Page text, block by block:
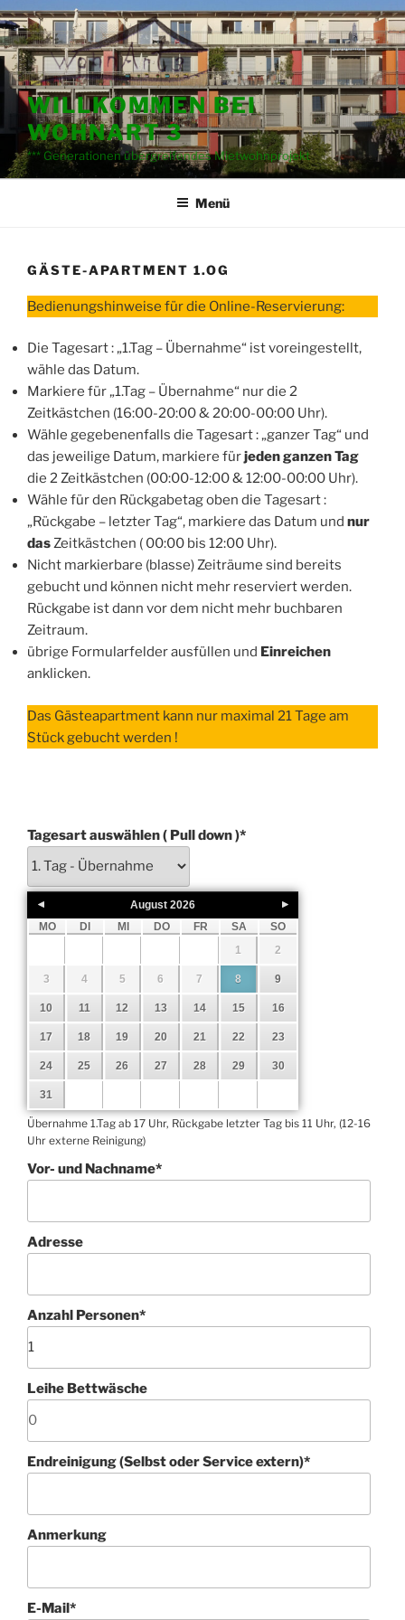
Zum
Inhalt
springen
WILLKOMMEN BEI
WOHNART 3
*** Generationen übergreifendes Mietwohnprojekt
Menü
GÄSTE-APARTMENT 1.OG
Bedienungshinweise für die Online-Reservierung:
Die Tagesart : „1.Tag – Übernahme“ ist voreingestellt,
wähle das Datum.
Markiere für „1.Tag – Übernahme“ nur die 2
Zeitkästchen (16:00-20:00 & 20:00-00:00 Uhr).
Wähle gegebenenfalls die Tagesart : „ganzer Tag“ und
das jeweilige Datum, markiere fürjeden ganzen Tag
die 2 Zeitkästchen (00:00-12:00 & 12:00-00:00 Uhr).
Wähle für den Rückgabetag oben die Tagesart :
„Rückgabe – letzter Tag“, markiere das Datum und nur
dasZeitkästchen ( 00:00 bis 12:00 Uhr).
Nicht markierbare (blasse) Zeiträume sind bereits
gebucht und können nicht mehr reserviert werden.
Rückgabe ist dann vor dem nicht mehr buchbaren
Zeitraum.
übrige Formularfelder ausfüllen und Einreichen
anklicken.
Das Gästeapartment kann nur maximal 21 Tage am
Stück gebucht werden !
Tagesart auswählen ( Pull down )*
August 2026
MO
DI MI DO FR SA
SO
1
2
3 4 5 6 7 8 9
10 11 12 13 14 15 16
17 18 19 20 21 22 23
24 25 26 27 28 29 30
31
Übernahme 1.Tag ab 17 Uhr, Rückgabe letzter Tag bis 11 Uhr, (12-16
Uhr externe Reinigung)
Vor- und Nachname*
Adresse
Anzahl Personen*
Leihe Bettwäsche
Endreinigung (Selbst oder Service extern)*
Anmerkung
E-Mail*